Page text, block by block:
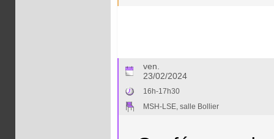
ven.
23/02/2024
16h-17h30
MSH-LSE, salle Bollier